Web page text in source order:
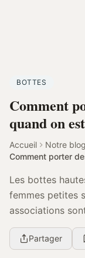
BOTTES
Comment
quand on
Accueil Notre blog
Comment porter
Les bottes
femmes petites
associations
simples pour
Partager